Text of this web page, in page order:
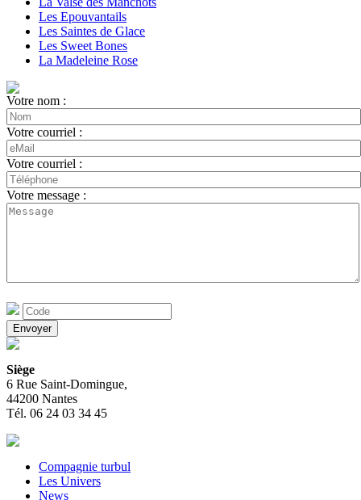
Les Epouvantails
Les Saintes de Glace
Les Sweet Bones
La Madeleine Rose
Votre nom :
Votre courriel :
Votre courriel :
Votre message :
Siège
6 Rue Saint-Domingue,
44200 Nantes
Tél. 06 24 03 34 45
Compagnie turbul
Les Univers
News